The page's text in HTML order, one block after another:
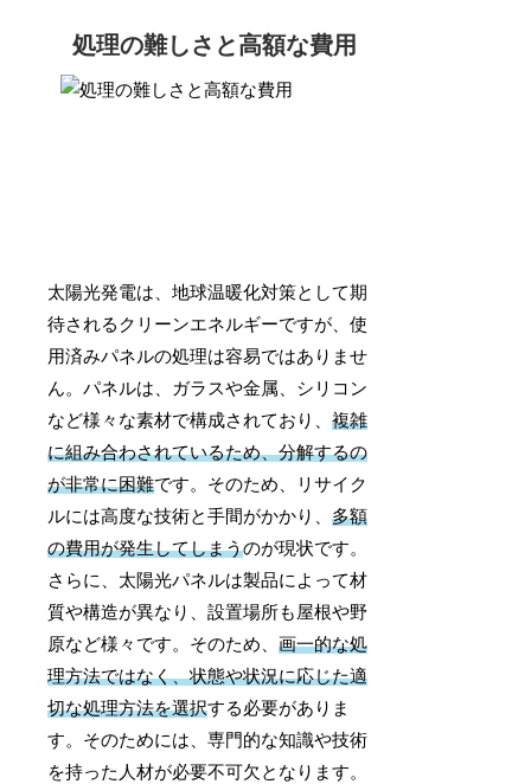
処理の難しさと高額な費用
太陽光発電は、地球温暖化対策として期
待されるクリーンエネルギーですが、使
用済みパネルの処理は容易ではありませ
ん。パネルは、ガラスや金属、シリコン
など様々な素材で構成されており、複雑
に組み合わされているため、分解するの
が非常に困難です。そのため、リサイク
ルには高度な技術と手間がかかり、多額
の費用が発生してしまうのが現状です。
さらに、太陽光パネルは製品によって材
質や構造が異なり、設置場所も屋根や野
原など様々です。そのため、画一的な処
理方法ではなく、状態や状況に応じた適
切な処理方法を選択する必要がありま
す。そのためには、専門的な知識や技術
を持った人材が必要不可欠となります。